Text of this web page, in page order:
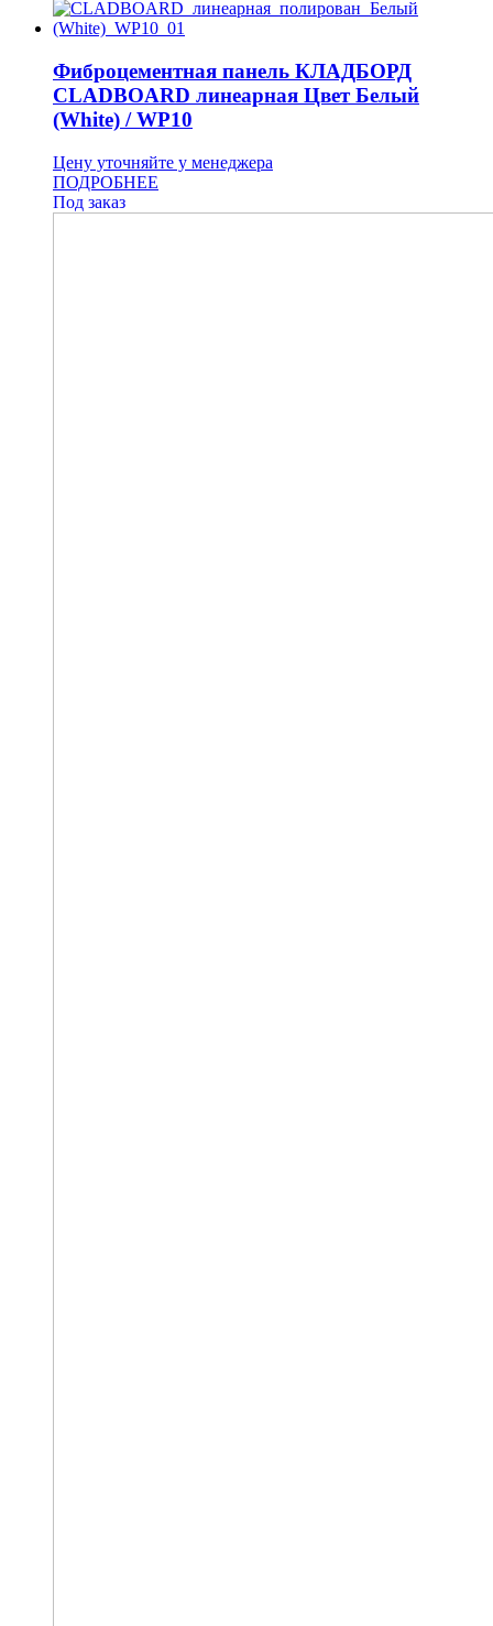
Фиброцементная панель КЛАДБОРД
CLADBOARD линеарная Цвет Белый
(White) / WP10
Цену уточняйте у менеджера
ПОДРОБНЕЕ
Под заказ